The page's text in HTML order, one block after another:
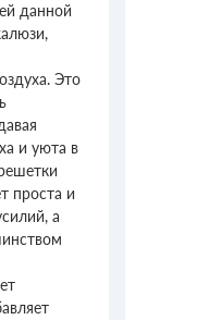
данной
Это
и уюта в
проста и
а